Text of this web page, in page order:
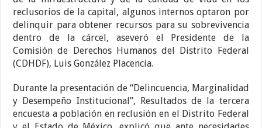
reclusorios de la capital, algunos internos optaron por
delinquir para obtener recursos para su sobrevivencia
dentro de la cárcel, aseveró el Presidente de la
Comisión de Derechos Humanos del Distrito Federal
(CDHDF), Luis González Placencia.
Durante la presentación de “Delincuencia, Marginalidad
y Desempeño Institucional”, Resultados de la tercera
encuesta a población en reclusión en el Distrito Federal